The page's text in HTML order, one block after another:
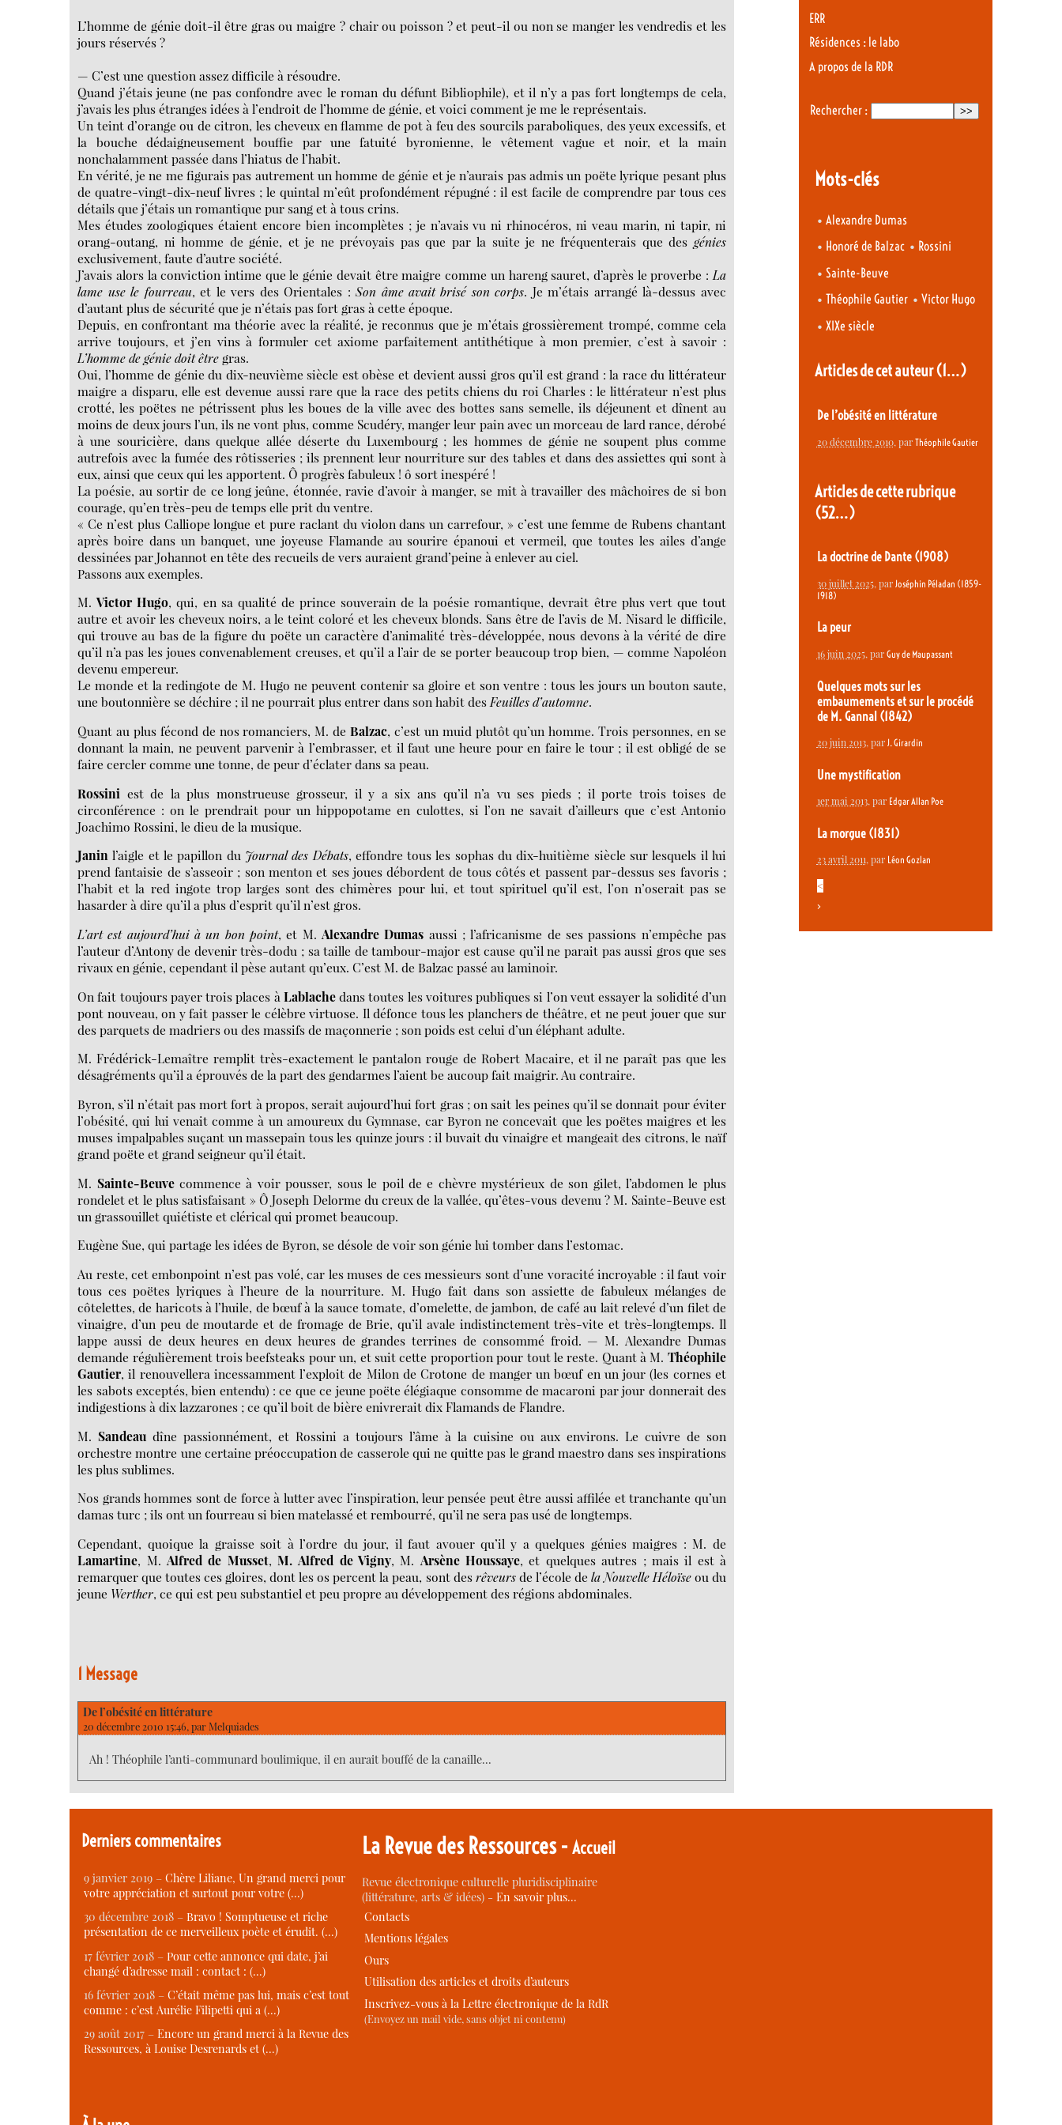
L’homme de génie doit-il être gras ou maigre ? chair ou poisson ? et peut-il ou non se manger les vendredis et les
jours réservés ?
— C’est une question assez difficile à résoudre.
Quand j’étais jeune (ne pas confondre avec le roman du défunt Bibliophile), et il n’y a pas fort longtemps de cela,
j’avais les plus étranges idées à l’endroit de l’homme de génie, et voici comment je me le représentais.
Un teint d’orange ou de citron, les cheveux en flamme de pot à feu des sourcils paraboliques, des yeux excessifs, et
la bouche dédaigneusement bouffie par une fatuité byronienne, le vêtement vague et noir, et la main
nonchalamment passée dans l’hiatus de l’habit.
En vérité, je ne me figurais pas autrement un homme de génie et je n’aurais pas admis un poëte lyrique pesant plus
de quatre-vingt-dix-neuf livres ; le quintal m’eût profondément répugné : il est facile de comprendre par tous ces
détails que j’étais un romantique pur sang et à tous crins.
Mes études zoologiques étaient encore bien incomplètes ; je n’avais vu ni rhinocéros, ni veau marin, ni tapir, ni
orang-outang, ni homme de génie, et je ne prévoyais pas que par la suite je ne fréquenterais que des génies
exclusivement, faute d’autre société.
J’avais alors la conviction intime que le génie devait être maigre comme un hareng sauret, d’après le proverbe : La
lame use le fourreau, et le vers des Orientales :Son âme avait brisé son corps. Je m’étais arrangé là-dessus avec
d’autant plus de sécurité que je n’étais pas fort gras à cette époque.
Depuis, en confrontant ma théorie avec la réalité, je reconnus que je m’étais grossièrement trompé, comme cela
arrive toujours, et j’en vins à formuler cet axiome parfaitement antithétique à mon premier, c’est à savoir :
L’homme de génie doit êtregras.
Oui, l’homme de génie du dix-neuvième siècle est obèse et devient aussi gros qu’il est grand : la race du littérateur
maigre a disparu, elle est devenue aussi rare que la race des petits chiens du roi Charles : le littérateur n’est plus
crotté, les poëtes ne pétrissent plus les boues de la ville avec des bottes sans semelle, ils déjeunent et dînent au
moins de deux jours l’un, ils ne vont plus, comme Scudéry, manger leur pain avec un morceau de lard rance, dérobé
à une souricière, dans quelque allée déserte du Luxembourg ; les hommes de génie ne soupent plus comme
autrefois avec la fumée des rôtisseries ; ils prennent leur nourriture sur des tables et dans des assiettes qui sont à
eux, ainsi que ceux qui les apportent. Ô progrès fabuleux ! ô sort inespéré !
La poésie, au sortir de ce long jeûne, étonnée, ravie d’avoir à manger, se mit à travailler des mâchoires de si bon
courage, qu’en très-peu de temps elle prit du ventre.
« Ce n’est plus Calliope longue et pure raclant du violon dans un carrefour, » c’est une femme de Rubens chantant
après boire dans un banquet, une joyeuse Flamande au sourire épanoui et vermeil, que toutes les ailes d’ange
dessinées par Johannot en tête des recueils de vers auraient grand’peine à enlever au ciel.
Passons aux exemples.
M.Victor Hugo, qui, en sa qualité de prince souverain de la poésie romantique, devrait être plus vert que tout
autre et avoir les cheveux noirs, a le teint coloré et les cheveux blonds. Sans être de l’avis de M. Nisard le difficile,
qui trouve au bas de la figure du poëte un caractère d’animalité très-développée, nous devons à la vérité de dire
qu’il n’a pas les joues convenablement creuses, et qu’il a l’air de se porter beaucoup trop bien, — comme Napoléon
devenu empereur.
Le monde et la redingote de M. Hugo ne peuvent contenir sa gloire et son ventre : tous les jours un bouton saute,
une boutonnière se déchire ; il ne pourrait plus entrer dans son habit desFeuilles d’automne.
Quant au plus fécond de nos romanciers, M. deBalzac, c’est un muid plutôt qu’un homme. Trois personnes, en se
donnant la main, ne peuvent parvenir à l’embrasser, et il faut une heure pour en faire le tour ; il est obligé de se
faire cercler comme une tonne, de peur d’éclater dans sa peau.
Rossini est de la plus monstrueuse grosseur, il y a six ans qu’il n’a vu ses pieds ; il porte trois toises de
circonférence : on le prendrait pour un hippopotame en culottes, si l’on ne savait d’ailleurs que c’est Antonio
Joachimo Rossini, le dieu de la musique.
Janin l’aigle et le papillon du Journal des Débats, effondre tous les sophas du dix-huitième siècle sur lesquels il lui
prend fantaisie de s’asseoir ; son menton et ses joues débordent de tous côtés et passent par-dessus ses favoris ;
l’habit et la red ingote trop larges sont des chimères pour lui, et tout spirituel qu’il est, l’on n’oserait pas se
hasarder à dire qu’il a plus d’esprit qu’il n’est gros.
L’art est aujourd’hui à un bon point, et M.Alexandre Dumas aussi ; l’africanisme de ses passions n’empêche pas
l’auteur d’Antony de devenir très-dodu ; sa taille de tambour-major est cause qu’il ne parait pas aussi gros que ses
rivaux en génie, cependant il pèse autant qu’eux. C’est M. de Balzac passé au laminoir.
On fait toujours payer trois places à Lablachedans toutes les voitures publiques si l’on veut essayer la solidité d’un
pont nouveau, on y fait passer le célèbre virtuose. Il défonce tous les planchers de théâtre, et ne peut jouer que sur
des parquets de madriers ou des massifs de maçonnerie ; son poids est celui d’un éléphant adulte.
M. Frédérick-Lemaître remplit très-exactement le pantalon rouge de Robert Macaire, et il ne paraît pas que les
désagréments qu’il a éprouvés de la part des gendarmes l’aient be aucoup fait maigrir. Au contraire.
Byron, s’il n’était pas mort fort à propos, serait aujourd’hui fort gras ; on sait les peines qu’il se donnait pour éviter
l’obésité, qui lui venait comme à un amoureux du Gymnase, car Byron ne concevait que les poëtes maigres et les
muses impalpables suçant un massepain tous les quinze jours : il buvait du vinaigre et mangeait des citrons, le naïf
grand poëte et grand seigneur qu’il était.
M. Sainte-Beuvecommence à voir pousser, sous le poil de e chèvre mystérieux de son gilet, l’abdomen le plus
rondelet et le plus satisfaisant » Ô Joseph Delorme du creux de la vallée, qu’êtes-vous devenu ? M. Sainte-Beuve est
un grassouillet quiétiste et clérical qui promet beaucoup.
Eugène Sue, qui partage les idées de Byron, se désole de voir son génie lui tomber dans l’estomac.
Au reste, cet embonpoint n’est pas volé, car les muses de ces messieurs sont d’une voracité incroyable : il faut voir
tous ces poëtes lyriques à l’heure de la nourriture. M. Hugo fait dans son assiette de fabuleux mélanges de
côtelettes, de haricots à l’huile, de bœuf à la sauce tomate, d’omelette, de jambon, de café au lait relevé d’un filet de
vinaigre, d’un peu de moutarde et de fromage de Brie, qu’il avale indistinctement très-vite et très-longtemps. Il
lappe aussi de deux heures en deux heures de grandes terrines de consommé froid. — M. Alexandre Dumas
demande régulièrement trois beefsteaks pour un, et suit cette proportion pour tout le reste. Quant à M. Théophile
Gautier, il renouvellera incessamment l’exploit de Milon de Crotone de manger un bœuf en un jour (les cornes et
les sabots exceptés, bien entendu) : ce que ce jeune poëte élégiaque consomme de macaroni par jour donnerait des
indigestions à dix lazzarones ; ce qu’il boit de bière enivrerait dix Flamands de Flandre.
M.Sandeau dîne passionnément, et Rossini a toujours l’âme à la cuisine ou aux environs. Le cuivre de son
orchestre montre une certaine préoccupation de casserole qui ne quitte pas le grand maestro dans ses inspirations
les plus sublimes.
Nos grands hommes sont de force à lutter avec l’inspiration, leur pensée peut être aussi affilée et tranchante qu’un
damas turc ; ils ont un fourreau si bien matelassé et rembourré, qu’il ne sera pas usé de longtemps.
Cependant, quoique la graisse soit à l’ordre du jour, il faut avouer qu’il y a quelques génies maigres : M. de
Lamartine, M. Alfred de Musset, M. Alfred de Vigny, M. Arsène Houssaye, et quelques autres ; mais il est à
remarquer que toutes ces gloires, dont les os percent la peau, sont desrêveursde l’école de la Nouvelle Héloïseou du
jeune Werther, ce qui est peu substantiel et peu propre au développement des régions abdominales.
1 Message
De l’obésité en littérature
20 décembre 2010 15:46, parMelquiades
Ah ! Théophile l’anti-communard boulimique, il en aurait bouffé de la canaille...
ERR
Résidences : le labo
A propos de la RDR
Rechercher :
Mots-clés
• Alexandre Dumas
• Honoré de Balzac • Rossini
• Sainte-Beuve
• Théophile Gautier •Victor Hugo
• XIXe siècle
Articles de cet auteur(1…)
De l’obésité en littérature
20 décembre 2010, par Théophile Gautier
Articles de cette rubrique
(52…)
La doctrine de Dante (1908)
30 juillet 2025, par Joséphin Péladan (1859-
1918)
La peur
16 juin 2025, par Guy de Maupassant
Quelques mots sur les
embaumements et sur le procédé
de M. Gannal (1842)
20 juin 2013, par J. Girardin
Une mystification
1er mai 2013, par Edgar Allan Poe
La morgue (1831)
23 avril 2011, par Léon Gozlan
<
>
Derniers commentaires
9 janvier 2019 – Chère Liliane, Un grand merci pour
votre appréciation et surtout pour votre (…)
30 décembre 2018 – Bravo ! Somptueuse et riche
présentation de ce merveilleux poète et érudit. (…)
17 février 2018 – Pour cette annonce qui date, j’ai
changé d’adresse mail : contact : (…)
16 février 2018 – C’était même pas lui, mais c’est tout
comme : c’est Aurélie Filipetti qui a (…)
29 août 2017 – Encore un grand merci à la Revue des
Ressources, à Louise Desrenards et (…)
La Revue des Ressources -Accueil
Revue électronique culturelle pluridisciplinaire
(littérature, arts & idées) -En savoir plus…
Contacts
Mentions légales
Ours
Utilisation des articles et droits d’auteurs
Inscrivez-vous à la Lettre électronique de la RdR
(Envoyez un mail vide, sans objet ni contenu)